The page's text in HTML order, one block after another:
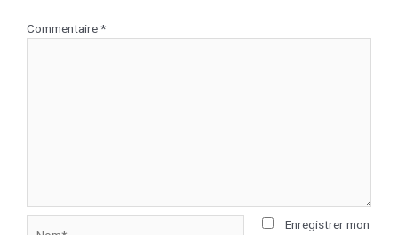
Commentaire*
Enregistrer mon